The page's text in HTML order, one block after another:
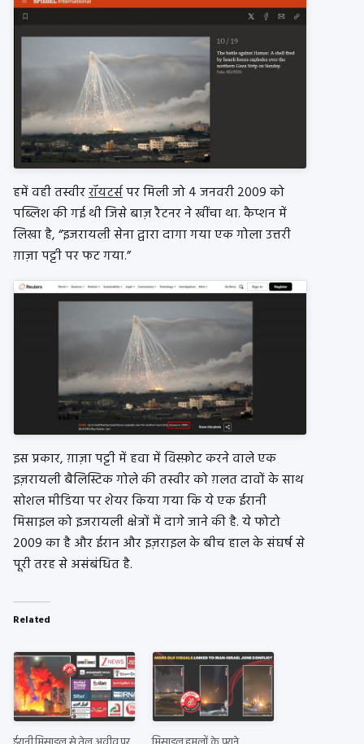
हमें वही तस्वीररॉयटर्सपर मिली जो 4 जनवरी 2009 को
पब्लिश की गई थी जिसे बाज़ रैटनर ने खींचा था. कैप्शन में
लिखा है, “इजरायली सेना द्वारा दागा गया एक गोला उत्तरी
ग़ाज़ा पट्टी पर फट गया.”
इस प्रकार, ग़ाज़ा पट्टी में हवा में विस्फ़ोट करने वाले एक
इज़रायली बैलिस्टिक गोले की तस्वीर को ग़लत दावों के साथ
सोशल मीडिया पर शेयर किया गया कि ये एक ईरानी
मिसाइल को इजरायली क्षेत्रों में दागे जाने की है. ये फोटो
2009 का है और ईरान और इज़राइल के बीच हाल के संघर्ष से
पूरी तरह से असंबंधित है.
Related